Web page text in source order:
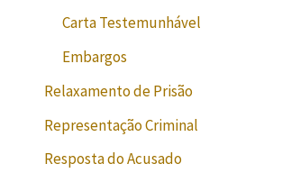
Carta Testemunhável
Embargos
Relaxamento de Prisão
Representação Criminal
Resposta do Acusado